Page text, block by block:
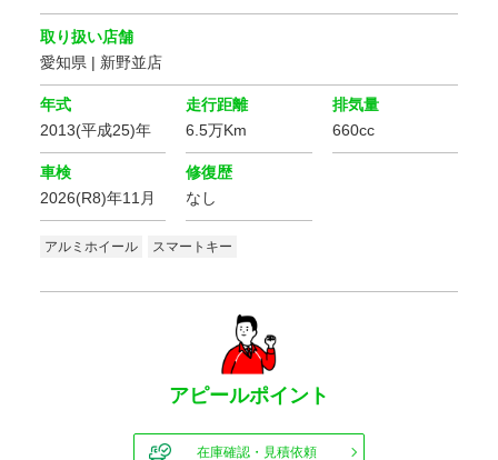
取り扱い店舗
愛知県 | 新野並店
年式
2013(平成25)年
走行距離
6.5万Km
排気量
660cc
車検
2026(R8)年11月
修復歴
なし
アルミホイール スマートキー
アピールポイント
在庫確認・見積依頼